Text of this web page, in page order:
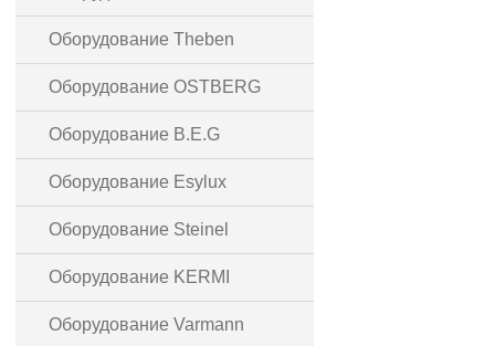
Оборудование Theben
Оборудование OSTBERG
Оборудование B.E.G
Оборудование Esylux
Оборудование Steinel
Оборудование KERMI
Оборудование Varmann